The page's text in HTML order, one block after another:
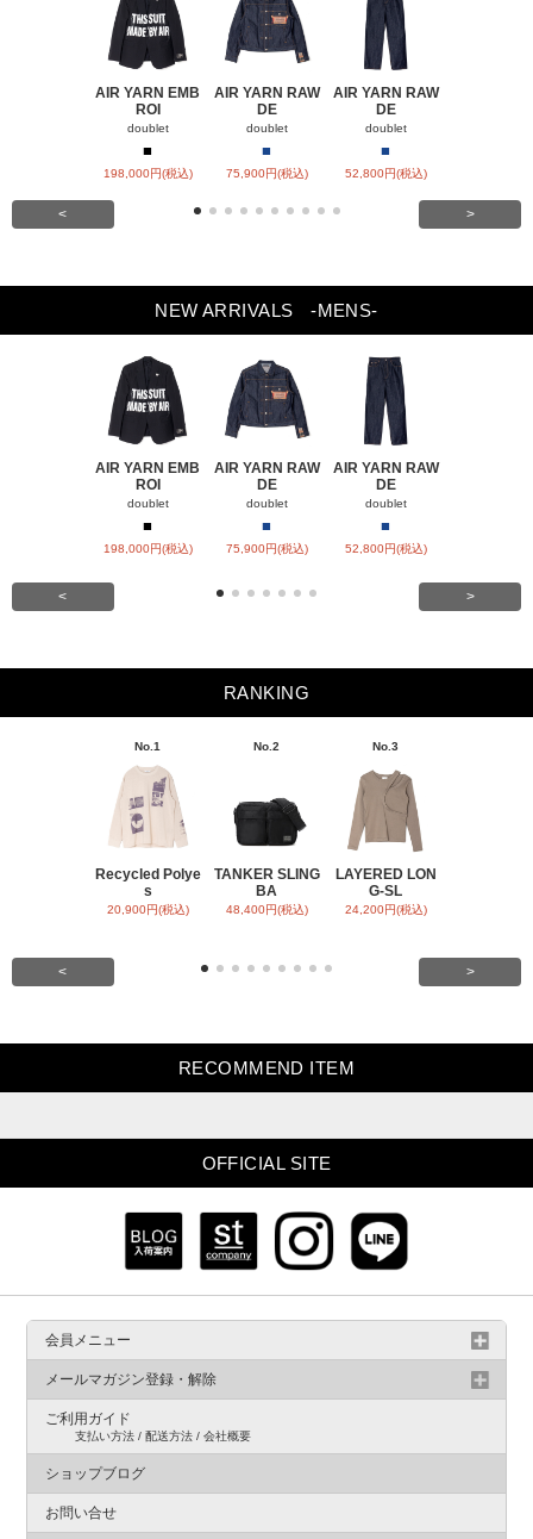
AIR YARN EMB
ROI
doublet
■
198,000円(税込)
AIR YARN RAW
DE
doublet
■
75,900円(税込)
AIR YARN RAW
DE
doublet
■
52,800円(税込)
< >
NEW ARRIVALS -MENS-
AIR YARN EMB
ROI
doublet
■
198,000円(税込)
AIR YARN RAW
DE
doublet
■
75,900円(税込)
AIR YARN RAW
DE
doublet
■
52,800円(税込)
< >
RANKING
No.1
Recycled Polye
s
20,900円(税込)
No.2
TANKER SLING
BA
48,400円(税込)
No.3
LAYERED LON
G-SL
24,200円(税込)
< >
RECOMMEND ITEM
OFFICIAL SITE
会員メニュー
メールマガジン登録・解除
ご利用ガイド
支払い方法 / 配送方法 / 会社概要
ショップブログ
お問い合せ